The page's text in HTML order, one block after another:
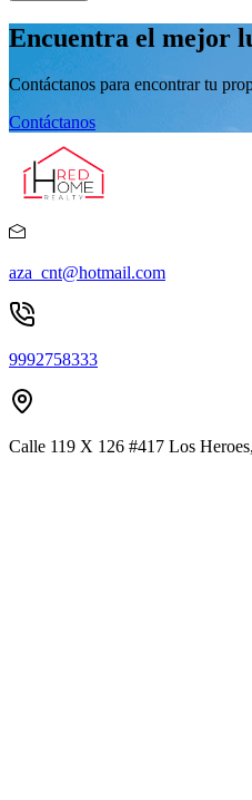
Encuentra el mejor
Contáctanos para encontrar tu
Contáctanos
aza_cnt@hotmail.com
9992758333
Calle 119 X 126 #417 Los